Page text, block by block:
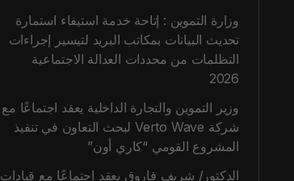
وزارة التموين : إتاحة خدمة استيفاء استمارة
تحديث البيانات بمكاتب البريد لتيسير إجراءات
التظلمات من محددات العدالة الاجتماعية
2026
وزير التموين والتجارة الداخلية يعقد اجتماعًا مع
شركة Verto Wave لبحث التعاون في تنفيذ
المشروع القومي “كاري أون”
الدكتور/ شريف فاروق يعقد اجتماعًا مع قيادات